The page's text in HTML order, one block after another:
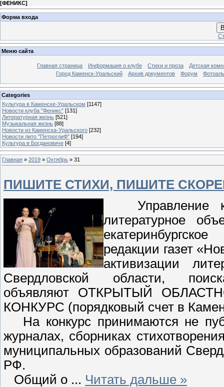
[ФЕНИКС]
Форма входа
Меню сайта
Главная страница Информация о клубе Стихи и проза
Детская
Город Каменск-Уральский
Архив документов Форум
Categories
Культура в Каменске-Уральском [1147]
Новости клуба "Феникс" [131]
Литературная жизнь [521]
Музыкальная жизнь [88]
Новости из Каменска-Уральского [232]
Новости лито "ПетроглиФ" [194]
Культура в Богдановиче [4]
Главная » 2019 » Октябрь » 31
ПИШИТЕ СТИХИ, ПИШИТЕ
Управление
литературное
редакции газет
активизации
Свердловской области,
объявляют ОТКРЫТЫЙ
КОНКУРС (порядковый счет в
На конкурс принимаются не
журналах, сборниках
муниципальных образований
РФ.
Общий о ... Читать дальше »